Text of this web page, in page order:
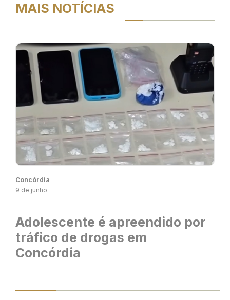
MAIS NOTÍCIAS
Concórdia
9 de junho
Adolescente é apreendido por
tráfico de drogas em
Concórdia